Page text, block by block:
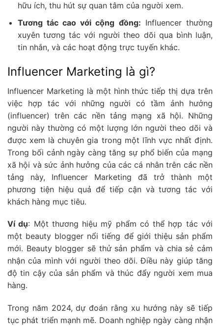
hữu ích, thu hút sự quan tâm của người xem.
Tương tác cao với cộng đồng: Influencer thường
xuyên tương tác với người theo dõi qua bình luận,
tin nhắn, và các hoạt động trực tuyến khác.
Influencer Marketing là gì?
Influencer Marketing là một hình thức tiếp thị dựa trên
việc hợp tác với những người có tầm ảnh hưởng
(influencer) trên các nền tảng mạng xã hội. Những
người này thường có một lượng lớn người theo dõi và
được xem là chuyên gia trong một lĩnh vực nhất định.
Trong bối cảnh ngày càng tăng sự phổ biến của mạng
xã hội và sức ảnh hưởng của các cá nhân trên các nền
tảng này, Influencer Marketing đã trở thành một
phương tiện hiệu quả để tiếp cận và tương tác với
khách hàng mục tiêu.
Ví dụ: Một thương hiệu mỹ phẩm có thể hợp tác với
một beauty blogger nổi tiếng để giới thiệu sản phẩm
mới. Beauty blogger sẽ thử sản phẩm và chia sẻ cảm
nhận của mình với người theo dõi. Điều này giúp tăng
độ tin cậy của sản phẩm và thúc đẩy người xem mua
hàng.
Trong năm 2024, dự đoán rằng xu hướng này sẽ tiếp
tục phát triển mạnh mẽ. Doanh nghiệp ngày càng nhận